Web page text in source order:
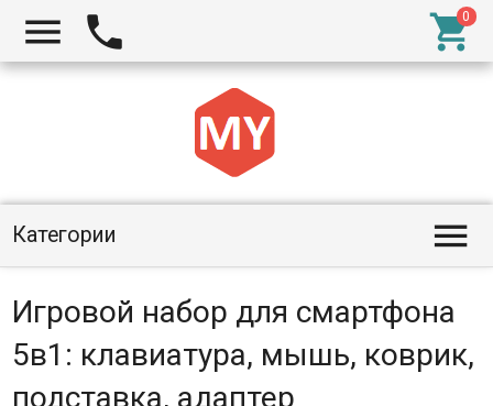
  
Категории 
Игровой набор для смартфона
5в1: клавиатура, мышь, коврик,
подставка, адаптер